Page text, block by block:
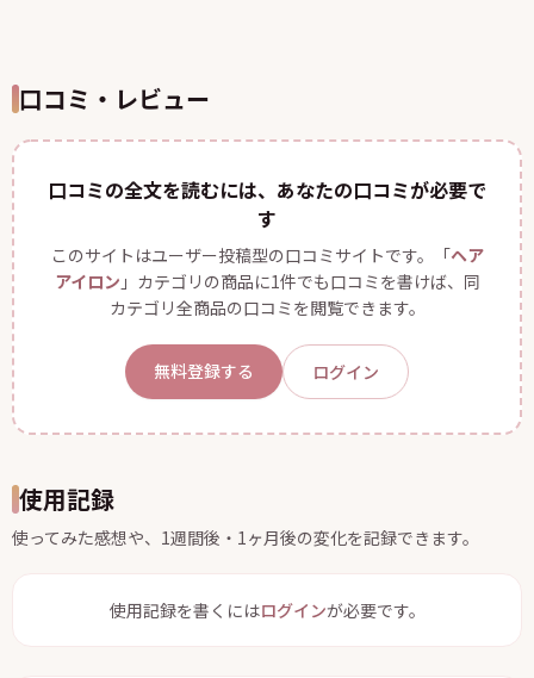
口コミ・レビュー
口コミの全文を読むには、あなたの口コミが必要で
す
このサイトはユーザー投稿型の口コミサイトです。「ヘア
アイロン 」カテゴリの商品に1件でも口コミを書けば、同
カテゴリ全商品の口コミを閲覧できます。
無料登録する ログイン
使用記録
使ってみた感想や、1週間後・1ヶ月後の変化を記録できます。
使用記録を書くにはログインが必要です。